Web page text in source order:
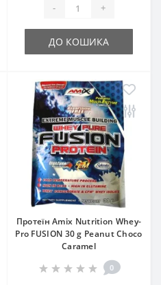
- +
ДО КОШИКА
Протеїн Amix Nutrition Whey-
Pro FUSION 30 g Peanut Choco
Caramel
0